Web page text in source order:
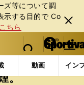
ズ等について調
⽰する⽬的で Co
ちら
閉じ
る
web Sportiva (webスポルティーバ)
検索
マイペ
ー
ジ
メニュ
動画 イン
技 その他 野口
。